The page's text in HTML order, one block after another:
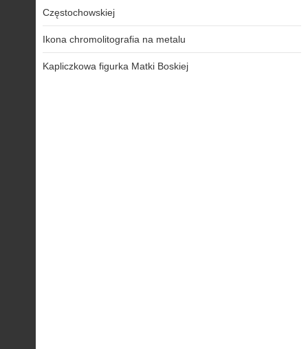
Częstochowskiej
Ikona chromolitografia na metalu
Kapliczkowa figurka Matki Boskiej